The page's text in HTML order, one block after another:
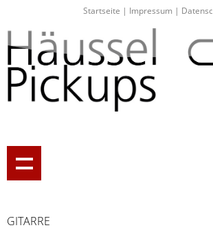
Startseite | Impressum |
GITARRE